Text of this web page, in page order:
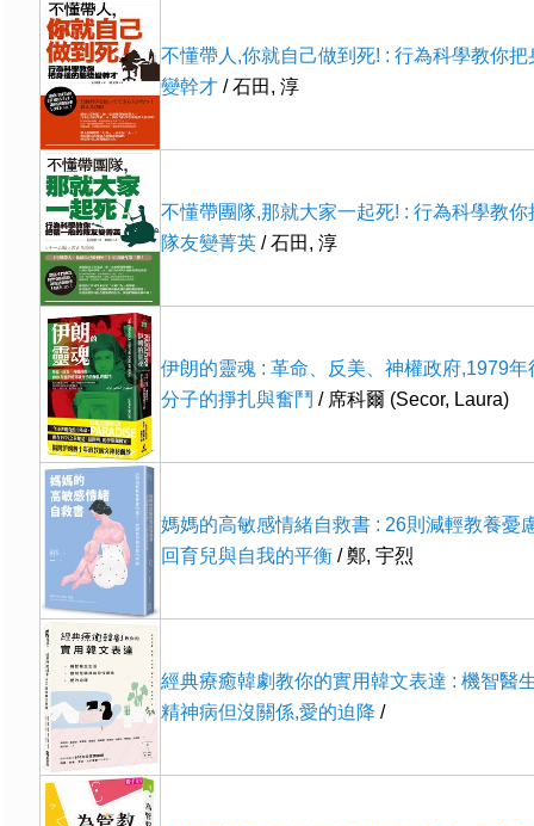
不懂帶人,你就自己做到死! : 行為科學教你把
變幹才 / 石田, 淳
不懂帶團隊,那就大家一起死! : 行為科學教你
隊友變菁英 / 石田, 淳
伊朗的靈魂 : 革命、反美、神權政府,1979年
分子的掙扎與奮鬥 / 席科爾 (Secor, Laura)
媽媽的高敏感情緒自救書 : 26則減輕教養憂
回育兒與自我的平衡 / 鄭, 宇烈
經典療癒韓劇教你的實用韓文表達 : 機智醫
精神病但沒關係,愛的迫降 /